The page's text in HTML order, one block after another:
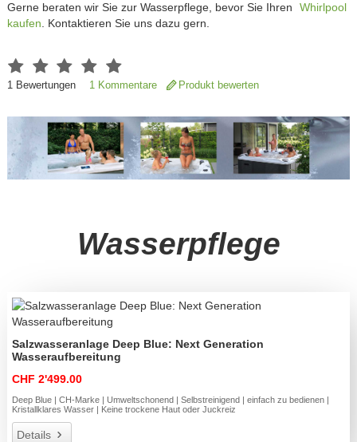
Gerne beraten wir Sie zur Wasserpflege, bevor Sie Ihren
Whirlpool
kaufen . Kontaktieren Sie uns dazu gern.
1Bewertungen 1 Kommentare Produkt bewerten
Wasserpflege
Salzwasseranlage Deep Blue: Next Generation
Wasseraufbereitung
CHF 2'499.00
Deep Blue | CH-Marke | Umweltschonend | Selbstreinigend | einfach zu bedienen |
Kristallklares Wasser | Keine trockene Haut oder Juckreiz
Details